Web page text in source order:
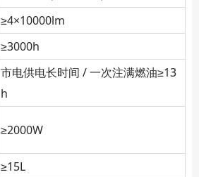
≥4×10000lm
≥3000h
市电供电长时间 / 一次注满燃油≥13
h
≥2000W
≥15L